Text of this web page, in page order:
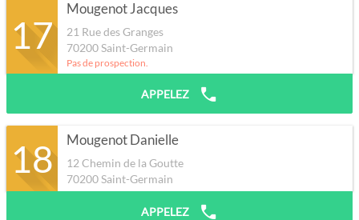
17
Mougenot Jacques
21 Rue des Granges
70200Saint-Germain
Pas de prospection.
APPELEZ
18 Mougenot Danielle
12 Chemin de la Goutte
70200Saint-Germain
APPELEZ